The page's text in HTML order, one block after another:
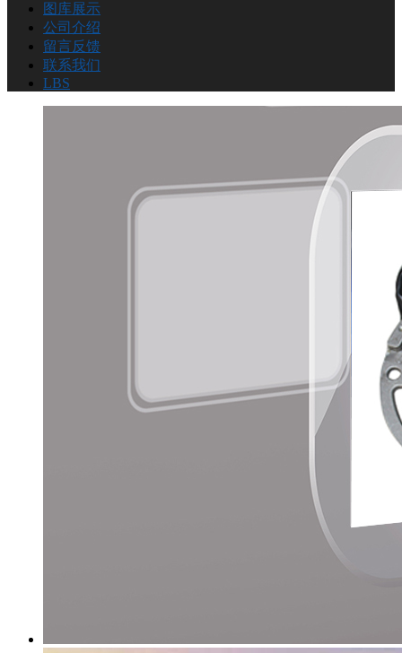
新闻动态
图库展示
公司介绍
图库展示
公司介绍
留言反馈
联系我们
LBS